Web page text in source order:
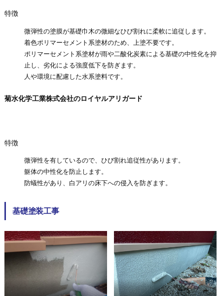
特徴
微弾性の塗膜が基礎巾木の微細なひび割れに柔軟に追従します。
着色ポリマーセメント系塗材のため、上塗不要です。
ポリマーセメント系塗材が雨や二酸化炭素による基礎の中性化を抑
止し、劣化による強度低下を防ぎます。
人や環境に配慮した水系塗料です。
菊水化学工業株式会社のロイヤルアリガード
特徴
微弾性を有しているので、ひび割れ追従性があります。
躯体の中性化を防止します。
防蟻性があり、白アリの床下への侵入を防ぎます。
基礎塗装工事